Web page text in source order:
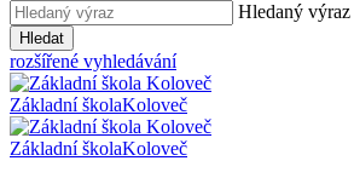
Hledaný výraz
Hledat
rozšířené vyhledávání
Základní školaKoloveč
Základní školaKoloveč